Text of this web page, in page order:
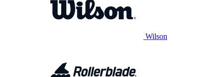
Wilson